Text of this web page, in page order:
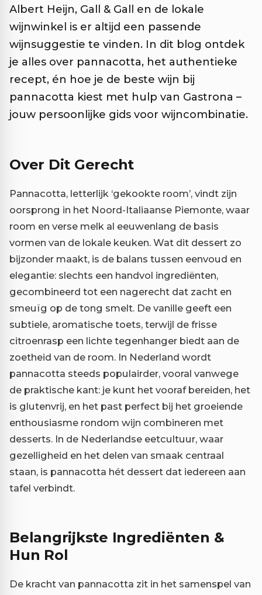
Albert Heijn, Gall & Gall en de lokale
wijnwinkel is er altijd een passende
wijnsuggestie te vinden. In dit blog ontdek
je alles over pannacotta, het authentieke
recept, én hoe je de beste wijn bij
pannacotta kiest met hulp van Gastrona –
jouw persoonlijke gids voor wijncombinatie.
Over Dit Gerecht
Pannacotta, letterlijk ‘gekookte room’, vindt zijn
oorsprong in het Noord-Italiaanse Piemonte, waar
room en verse melk al eeuwenlang de basis
vormen van de lokale keuken. Wat dit dessert zo
bijzonder maakt, is de balans tussen eenvoud en
elegantie: slechts een handvol ingrediënten,
gecombineerd tot een nagerecht dat zacht en
smeuïg op de tong smelt. De vanille geeft een
subtiele, aromatische toets, terwijl de frisse
citroenrasp een lichte tegenhanger biedt aan de
zoetheid van de room. In Nederland wordt
pannacotta steeds populairder, vooral vanwege
de praktische kant: je kunt het vooraf bereiden, het
is glutenvrij, en het past perfect bij het groeiende
enthousiasme rondom wijn combineren met
desserts. In de Nederlandse eetcultuur, waar
gezelligheid en het delen van smaak centraal
staan, is pannacotta hét dessert dat iedereen aan
tafel verbindt.
Belangrijkste Ingrediënten &
Hun Rol
De kracht van pannacotta zit in het samenspel van